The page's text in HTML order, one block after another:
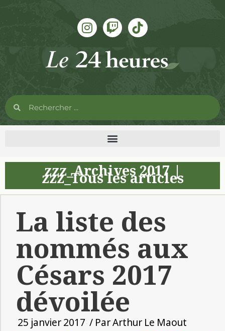
zzz_Archives 2017|
zzz_Tous les articles
La liste des
nommés aux
Césars 2017
dévoilée
25 janvier 2017 / ParArthur Le Maout